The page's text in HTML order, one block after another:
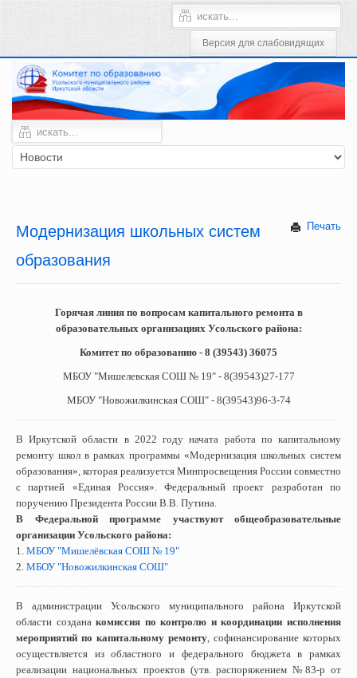
Печать
Модернизация школьных систем
образования
Горячая линия по вопросам капитального ремонта в
образовательных организациях Усольского района:
Комитет по образованию - 8 (39543) 36075
МБОУ "Мишелевская СОШ № 19" - 8(39543)27-177
МБОУ "Новожилкинская СОШ" - 8(39543)96-3-74
В Иркутской области в 2022 году начата работа по капитальному
ремонту школ в рамках программы «Модернизация школьных систем
образования», которая реализуется Минпросвещения России совместно
с партией «Единая Россия». Федеральный проект разработан по
поручению Президента России В.В. Путина.
В Федеральной программе участвуют общеобразовательные
организации Усольского района:
1. МБОУ "Мишелёвская СОШ № 19"
2. МБОУ "Новожилкинская СОШ"
В администрации Усольского муниципального района Иркутской
области созданакомиссия по контролю и координации исполнения
мероприятий по капитальному ремонту , софинансирование которых
осуществляется из областного и федерального бюджета в рамках
реализации национальных проектов (утв. распоряжением №83-р от